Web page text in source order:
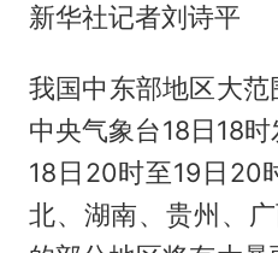
新华社记者刘诗平
我国中东部地区大范
中央气象台18日18
18日20时至19日20
北、湖南、贵州、